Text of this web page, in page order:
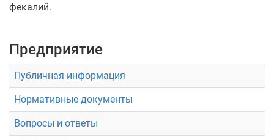
фекалий.
Предприятие
Публичная информация
Нормативные документы
Вопросы и ответы